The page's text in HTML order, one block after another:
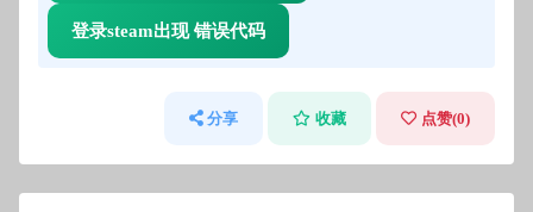
登录steam出现 错误代码
分享 收藏 点赞(0)